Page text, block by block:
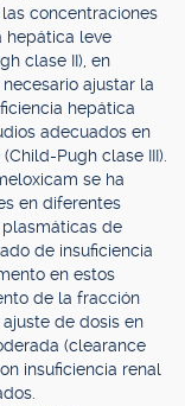
concentraciones
hepática leve
clase II), en
ajustar la
hepática
adecuados en
Pugh clase III).
se ha
en diferentes
de
de insuficiencia
en estos
de la fracción
de dosis en
(clearance
insuficiencia renal